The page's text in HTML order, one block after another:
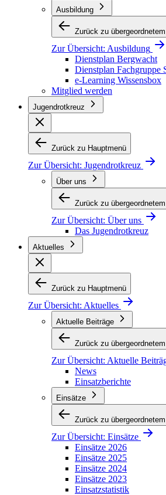
Ausbildung
Zurück zu
Zur Übersicht: Ausbildung
Dienstplan Bergwacht
Dienstplan Fachgruppe
e-Learning Wissensbox
Mitglied werden
Jugendrotkreuz
Zurück zu Hauptmenü
Zur Übersicht: Jugendrotkreuz
Über uns
Zurück zu
Zur Übersicht: Über uns
Das Jugendrotkreuz
Aktuelles
Zurück zu Hauptmenü
Zur Übersicht: Aktuelles
Aktuelle Beiträge
Zurück zu
Zur Übersicht: Aktuelle
News
Einsatzberichte
Einsätze
Zurück zu
Zur Übersicht: Einsätze
Einsätze 2026
Einsätze 2025
Einsätze 2024
Einsätze 2023
Einsatzstatistik